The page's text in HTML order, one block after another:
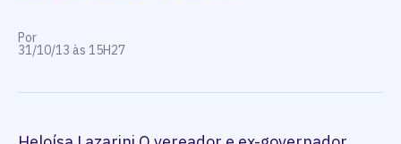
Por
31/10/13 às 15H27